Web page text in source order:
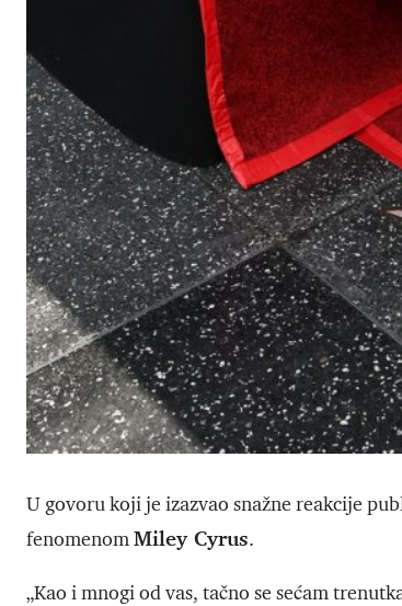
U govoru koji je izazvao snažne reakcije
fenomenomMiley Cyrus.
„Kao i mnogi od vas, tačno se sećam